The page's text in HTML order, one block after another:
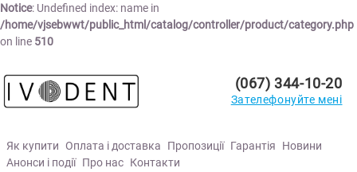
Notice: Undefined index: name in
/home/vjsebwwt/public_html/catalog/controller/product/category.php
on line 510
Як купити Оплата і доставка Пропозиції Гарантія
Новини
Анонси і події Про нас Контакти
(067) 344-10-20
Зателефонуйте мені